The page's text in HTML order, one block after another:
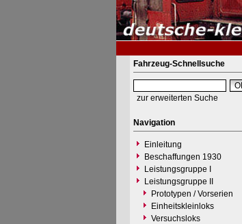
Fahrzeug-Schnellsuche
zur erweiterten Suche
Navigation
Einleitung
Beschaffungen 1930
Leistungsgruppe I
Leistungsgruppe II
Prototypen / Vorserien
Einheitskleinloks
Versuchsloks